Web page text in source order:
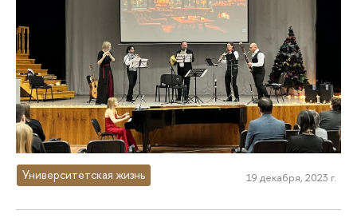
Университетская жизнь 19 декабря, 2023 г.